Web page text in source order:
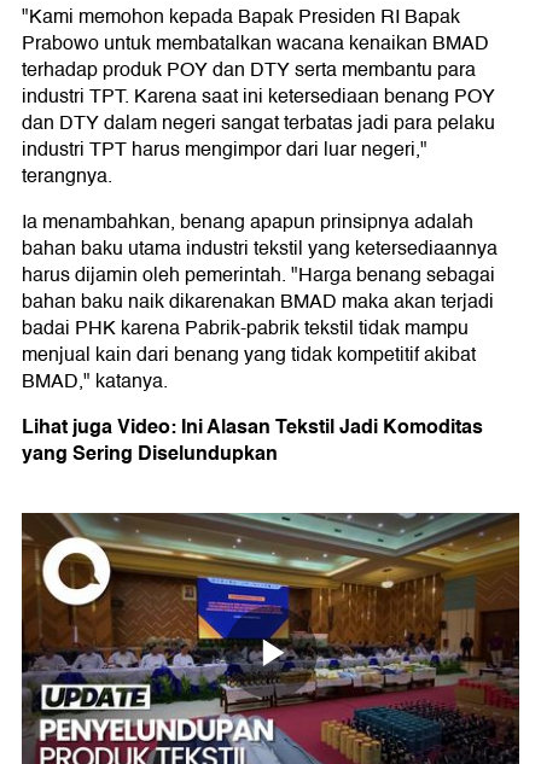
"Kami memohon kepada Bapak Presiden RI Bapak
Prabowo untuk membatalkan wacana kenaikan BMAD
terhadap produk POY dan DTY serta membantu para
industri TPT. Karena saat ini ketersediaan benang POY
dan DTY dalam negeri sangat terbatas jadi para pelaku
industri TPT harus mengimpor dari luar negeri,"
terangnya.
Ia menambahkan, benang apapun prinsipnya adalah
bahan baku utama industri tekstil yang ketersediaannya
harus dijamin oleh pemerintah. "Harga benang sebagai
bahan baku naik dikarenakan BMAD maka akan terjadi
badai PHK karena Pabrik-pabrik tekstil tidak mampu
menjual kain dari benang yang tidak kompetitif akibat
BMAD," katanya.
Lihat juga Video: Ini Alasan Tekstil Jadi Komoditas
yang Sering Diselundupkan